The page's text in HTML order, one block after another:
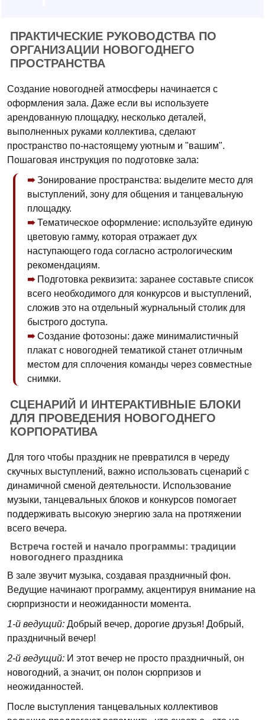
ПРАКТИЧЕСКИЕ РУКОВОДСТВА ПО
ОРГАНИЗАЦИИ НОВОГОДНЕГО
ПРОСТРАНСТВА
Создание новогодней атмосферы начинается с
оформления зала. Даже если вы используете
арендованную площадку, несколько деталей,
выполненных руками коллектива, сделают
пространство по-настоящему уютным и "вашим".
Пошаговая инструкция по подготовке зала:
Зонирование пространства: выделите место для
выступлений, зону для общения и танцевальную
площадку.
Тематическое оформление: используйте единую
цветовую гамму, которая отражает дух
наступающего года согласно астрологическим
рекомендациям.
Подготовка реквизита: заранее составьте список
всего необходимого для конкурсов и выступлений,
сложив это на отдельный журнальный столик для
быстрого доступа.
Создание фотозоны: даже минималистичный
плакат с новогодней тематикой станет отличным
местом для сплочения команды через совместные
снимки.
СЦЕНАРИЙ И ИНТЕРАКТИВНЫЕ БЛОКИ
ДЛЯ ПРОВЕДЕНИЯ НОВОГОДНЕГО
КОРПОРАТИВА
Для того чтобы праздник не превратился в череду
скучных выступлений, важно использовать сценарий с
динамичной сменой деятельности. Использование
музыки, танцевальных блоков и конкурсов помогает
поддерживать высокую энергию зала на протяжении
всего вечера.
Встреча гостей и начало программы: традиции
новогоднего праздника
В зале звучит музыка, создавая праздничный фон.
Ведущие начинают программу, акцентируя внимание на
сюрпризности и неожиданности момента.
1-й ведущий: Добрый вечер, дорогие друзья! Добрый,
праздничный вечер!
2-й ведущий: И этот вечер не просто праздничный, он
новогодний, а значит, он полон сюрпризов и
неожиданностей.
После выступления танцевальных коллективов